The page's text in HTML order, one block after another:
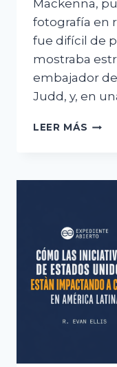
Mackenna,
fotografía en
fue difícil de
mostraba
embajador
Judd, y, en
LEER MÁS EL
Y